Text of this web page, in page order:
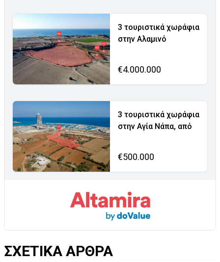
3 τουριστικά χωράφια
στην Αλαμινό
€4.000.000
3 τουριστικά χωράφια
στην Αγία Νάπα, από
€500.000
ΣΧΕΤΙΚΑ ΑΡΘΡΑ